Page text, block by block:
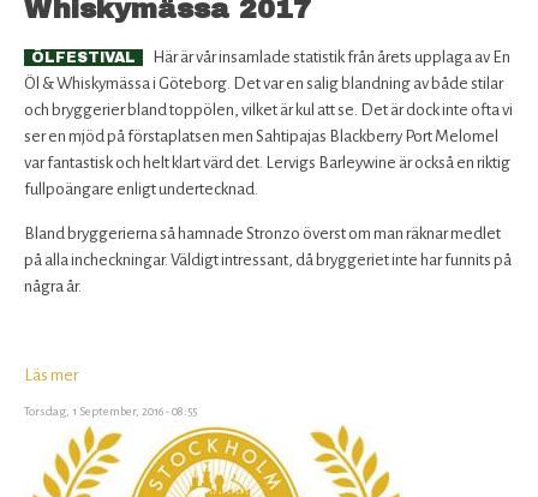
Beer
Whisky
Festival
2017
Whiskymässa 2017
ÖLFESTIVAL
Här är vår insamlade statistik från årets upplaga av En
Öl & Whiskymässa i Göteborg. Det var en salig blandning av både stilar
och bryggerier bland toppölen, vilket är kul att se. Det är dock inte ofta vi
ser en mjöd på förstaplatsen men Sahtipajas Blackberry Port Melomel
var fantastisk och helt klart värd det. Lervigs Barleywine är också en riktig
fullpoängare enligt undertecknad.
Bland bryggerierna så hamnade Stronzo överst om man räknar medlet
på alla incheckningar. Väldigt intressant, då bryggeriet inte har funnits på
några år.
Läs merom
Statistik
från
En
Öl
Torsdag, 1 September, 2016 - 08:55